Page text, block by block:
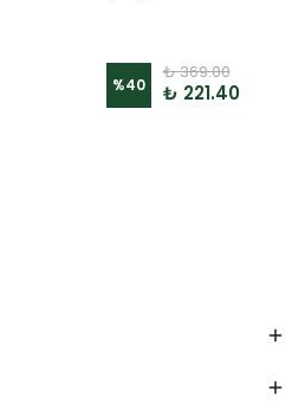
%40
₺ 369.00
₺ 221.40